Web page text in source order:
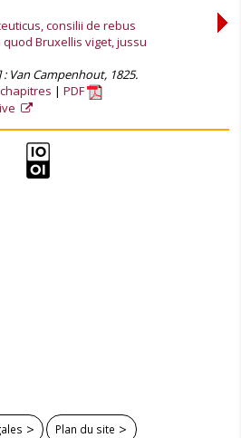
consilii de rebus
Bruxellis viget, jussu
Van Campenhout, 1825.
PDF
Plan du site